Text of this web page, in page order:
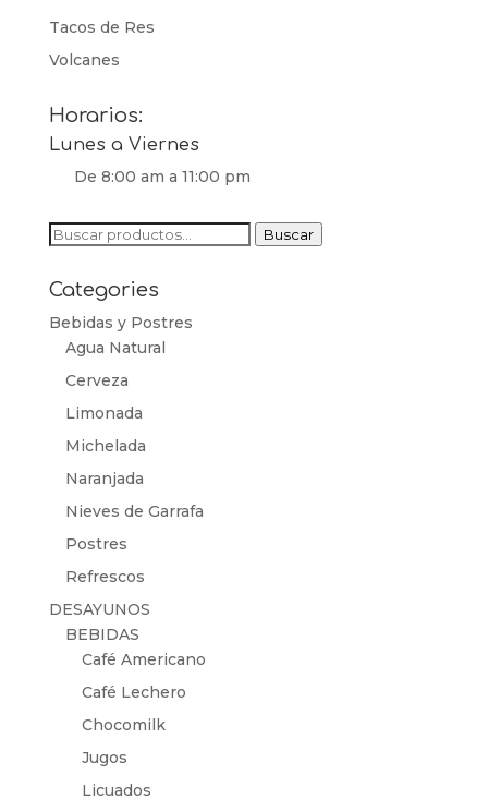
Tacos de Res
Volcanes
Horarios:
Lunes a Viernes
De 8:00 am a 11:00 pm
Buscar
Buscar
Categories
Bebidas y Postres
Agua Natural
Cerveza
Limonada
Michelada
Naranjada
Nieves de Garrafa
Postres
Refrescos
DESAYUNOS
BEBIDAS
Café Americano
Café Lechero
Chocomilk
Jugos
Licuados